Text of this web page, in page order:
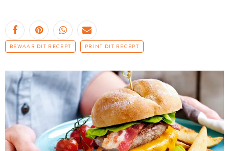
BEWAAR DIT RECEPT PRINT DIT RECEPT